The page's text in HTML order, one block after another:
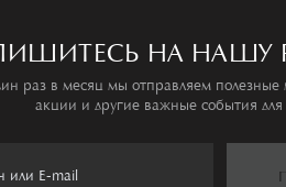
НА НАШУ
раз в месяц мы отправляем полезные
акции и другие важные события для